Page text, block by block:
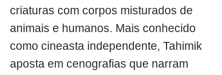
criaturas com corpos misturados de
animais e humanos. Mais conhecido
como cineasta independente, Tahimik
aposta em cenografias que narram